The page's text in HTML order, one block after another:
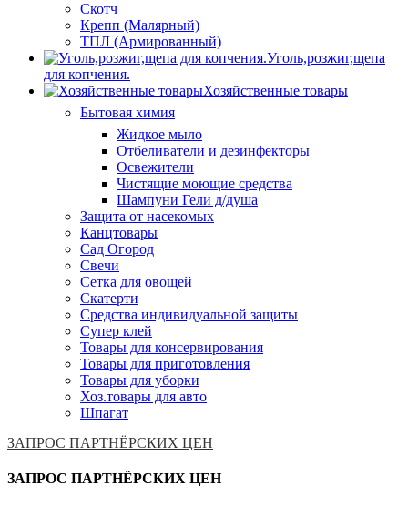
Скотч
Крепп (Малярный)
ТПЛ (Армированный)
Уголь,розжиг,щепа
для копчения.
Хозяйственные товары
Бытовая химия
Жидкое мыло
Отбеливатели и дезинфекторы
Освежители
Чистящие моющие средства
Шампуни Гели д/душа
Защита от насекомых
Канцтовары
Сад Огород
Свечи
Сетка для овощей
Скатерти
Средства индивидуальной защиты
Супер клей
Товары для консервирования
Товары для приготовления
Товары для уборки
Хоз.товары для авто
Шпагат
ЗАПРОС ПАРТНЁРСКИХ ЦЕН
ЗАПРОС ПАРТНЁРСКИХ ЦЕН